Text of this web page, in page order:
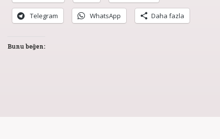
Telegram WhatsApp Daha fazla
Bunu beğen: